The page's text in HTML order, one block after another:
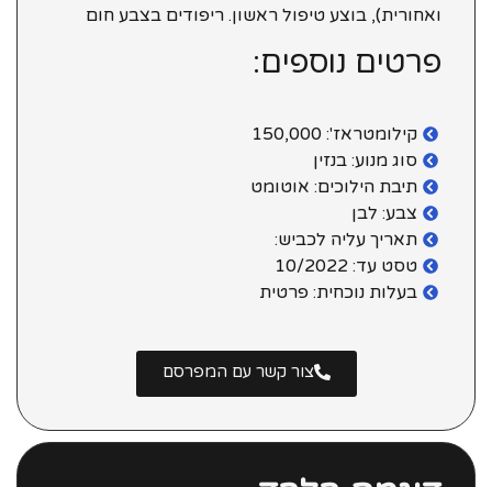
ואחורית), בוצע טיפול ראשון. ריפודים בצבע חום
פרטים נוספים:
קילומטראז': 150,000
סוג מנוע: בנזין
תיבת הילוכים: אוטומט
צבע: לבן
תאריך עליה לכביש:
טסט עד: 10/2022
בעלות נוכחית: פרטית
צור קשר עם המפרסם